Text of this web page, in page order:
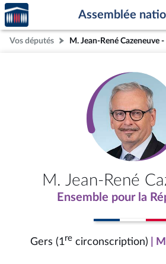
Aller au contenu
Aller en bas de la page
Accèder
à la
page
d'accueil
Assemblée
Vos députés
M. Jean-René
Ensemble pour la
Gers (1re circonscription) |